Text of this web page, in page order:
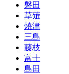
磐田
草薙
焼津
三島
藤枝
富士
島田